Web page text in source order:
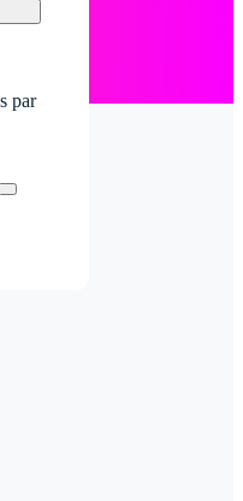
par